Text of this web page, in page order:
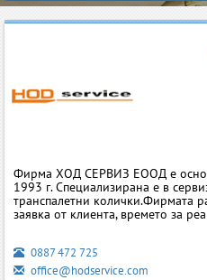
Фирма ХОД СЕРВИЗ ЕООД е
1993 г. Специализирана е в
транспалетни колички.Фирмата
заявка от клиента, времето за
0887 472 725
office@hodservice.com